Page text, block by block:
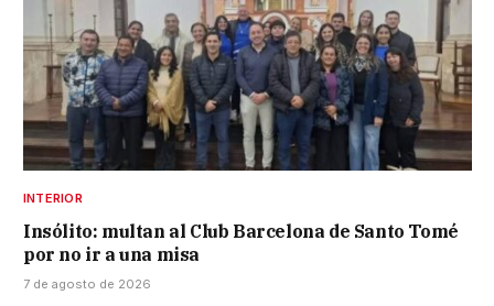
INTERIOR
Insólito: multan al Club Barcelona de Santo Tomé
por no ir a una misa
7 de agosto de 2026